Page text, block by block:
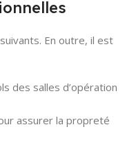
En outre, il est
des salles d’opération
assurer la propreté